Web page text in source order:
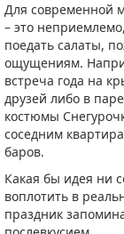
Для современной
– это
поедать салаты,
ощущениям.
встреча года на
друзей либо в
костюмы
соседним
баров.
Какая бы идея ни
воплотить в
праздник